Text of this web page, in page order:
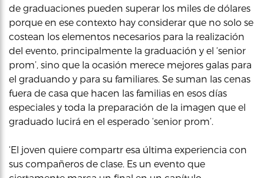
de graduaciones pueden superar los miles de dólares
porque en ese contexto hay considerar que no solo se
costean los elementos necesarios para la realización
del evento, principalmente la graduación y el ‘senior
prom’, sino que la ocasión merece mejores galas para
el graduando y para su familiares. Se suman las cenas
fuera de casa que hacen las familias en esos días
especiales y toda la preparación de la imagen que el
graduado lucirá en el esperado ‘senior prom’.
‘El joven quiere compartr esa última experiencia con
sus compañeros de clase. Es un evento que